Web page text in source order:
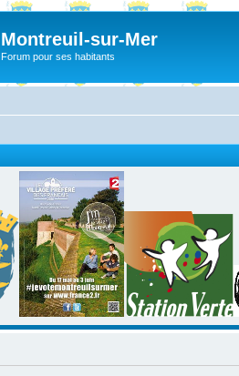
Montreuil-sur-Mer
Forum pour ses habitants